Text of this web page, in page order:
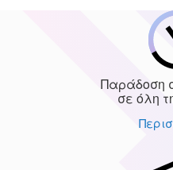
Παράδοση
σε όλη